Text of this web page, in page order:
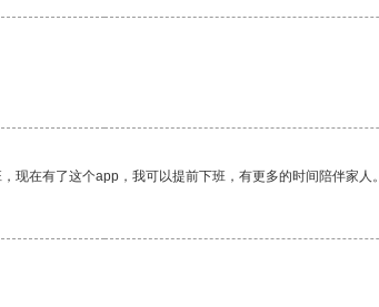
在有了这个app，我可以提前下班，有更多的时间陪伴家人。